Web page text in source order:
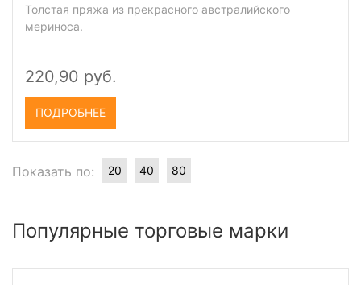
Толстая пряжа из прекрасного австралийского
мериноса.
220,90 руб.
ПОДРОБНЕЕ
Показать по: 20 40 80
Популярные торговые марки